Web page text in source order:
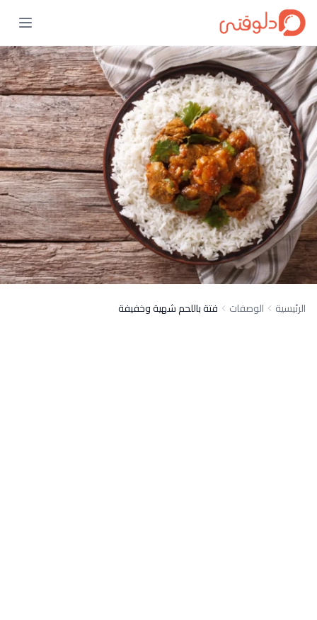
الرئيسية الوصفات فتة باللحم شهية وخفيفة